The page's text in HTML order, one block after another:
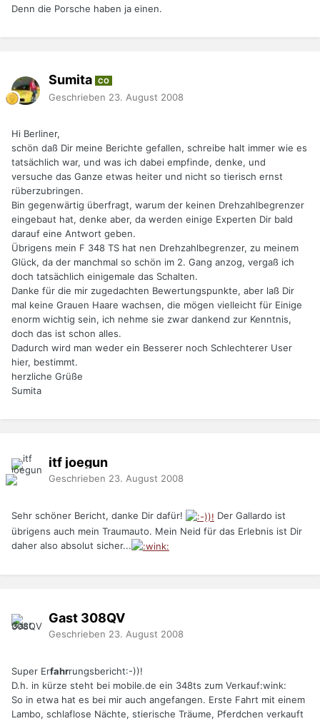
Denn die Porsche haben ja einen.
Sumita CO
Geschrieben 23. August 2008
Hi Berliner,
schön daß Dir meine Berichte gefallen, schreibe halt immer wie es
tatsächlich war, und was ich dabei empfinde, denke, und
versuche das Ganze etwas heiter und nicht so tierisch ernst
rüberzubringen.
Bin gegenwärtig überfragt, warum der keinen Drehzahlbegrenzer
eingebaut hat, denke aber, da werden einige Experten Dir bald
darauf eine Antwort geben.
Übrigens mein F 348 TS hat nen Drehzahlbegrenzer, zu meinem
Glück, da der manchmal so schön im 2. Gang anzog, vergaß ich
doch tatsächlich einigemale das Schalten.
Danke für die mir zugedachten Bewertungspunkte, aber laß Dir
mal keine Grauen Haare wachsen, die mögen vielleicht für Einige
enorm wichtig sein, ich nehme sie zwar dankend zur Kenntnis,
doch das ist schon alles.
Dadurch wird man weder ein Besserer noch Schlechterer User
hier, bestimmt.
herzliche Grüße
Sumita
itf joegun
Geschrieben 23. August 2008
Sehr schöner Bericht, danke Dir dafür!
Der Gallardo ist
übrigens auch mein Traumauto. Mein Neid für das Erlebnis ist Dir
daher also absolut sicher...
Gast 308QV
Geschrieben 23. August 2008
Super Erfahrrungsbericht:-))!
D.h. in kürze steht bei mobile.de ein 348ts zum Verkauf:wink:
So in etwa hat es bei mir auch angefangen. Erste Fahrt mit einem
Lambo, schlaflose Nächte, stierische Träume, Pferdchen verkauft